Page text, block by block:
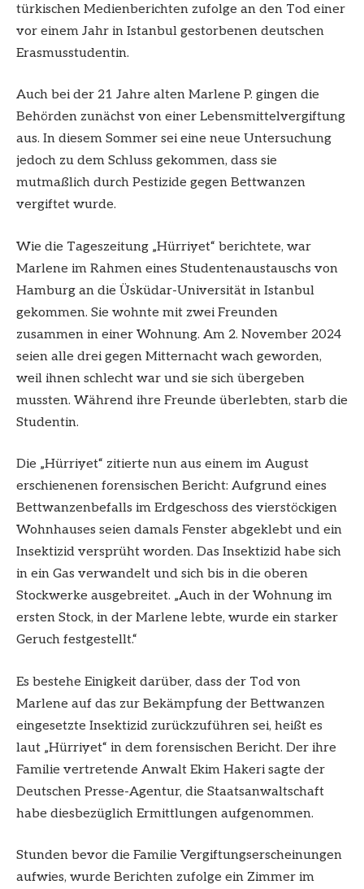
türkischen Medienberichten zufolge an den Tod einer
vor einem Jahr in Istanbul gestorbenen deutschen
Erasmusstudentin.
Auch bei der 21 Jahre alten Marlene P. gingen die
Behörden zunächst von einer Lebensmittelvergiftung
aus. In diesem Sommer sei eine neue Untersuchung
jedoch zu dem Schluss gekommen, dass sie
mutmaßlich durch Pestizide gegen Bettwanzen
vergiftet wurde.
Wie die Tageszeitung „Hürriyet“ berichtete, war
Marlene im Rahmen eines Studentenaustauschs von
Hamburg an die Üsküdar-Universität in Istanbul
gekommen. Sie wohnte mit zwei Freunden
zusammen in einer Wohnung. Am 2. November 2024
seien alle drei gegen Mitternacht wach geworden,
weil ihnen schlecht war und sie sich übergeben
mussten. Während ihre Freunde überlebten, starb die
Studentin.
Die „Hürriyet“ zitierte nun aus einem im August
erschienenen forensischen Bericht: Aufgrund eines
Bettwanzenbefalls im Erdgeschoss des vierstöckigen
Wohnhauses seien damals Fenster abgeklebt und ein
Insektizid versprüht worden. Das Insektizid habe sich
in ein Gas verwandelt und sich bis in die oberen
Stockwerke ausgebreitet. „Auch in der Wohnung im
ersten Stock, in der Marlene lebte, wurde ein starker
Geruch festgestellt.“
Es bestehe Einigkeit darüber, dass der Tod von
Marlene auf das zur Bekämpfung der Bettwanzen
eingesetzte Insektizid zurückzuführen sei, heißt es
laut „Hürriyet“ in dem forensischen Bericht. Der ihre
Familie vertretende Anwalt Ekim Hakeri sagte der
Deutschen Presse-Agentur, die Staatsanwaltschaft
habe diesbezüglich Ermittlungen aufgenommen.
Stunden bevor die Familie Vergiftungserscheinungen
aufwies, wurde Berichten zufolge ein Zimmer im